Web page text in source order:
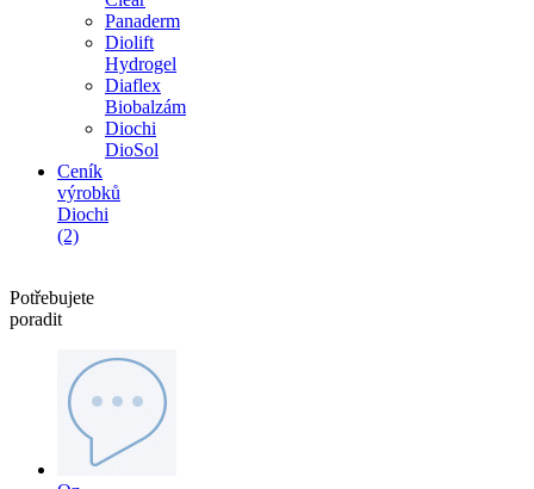
Panaderm
Diolift
Hydrogel
Diaflex
Biobalzám
Diochi
DioSol
Ceník
výrobků
Diochi
(2)
Potřebujete
poradit